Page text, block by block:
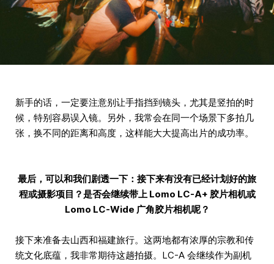
新手的话，一定要注意别让手指挡到镜头，尤其是竖拍的时
候，特别容易误入镜。另外，我常会在同一个场景下多拍几
张，换不同的距离和高度，这样能大大提高出片的成功率。
最后，可以和我们剧透一下：接下来有没有已经计划好的旅
程或摄影项目？是否会继续带上 Lomo LC-A+ 胶片相机或
Lomo LC-Wide 广角胶片相机呢？
接下来准备去山西和福建旅行。这两地都有浓厚的宗教和传
统文化底蕴，我非常期待这趟拍摄。LC-A 会继续作为副机